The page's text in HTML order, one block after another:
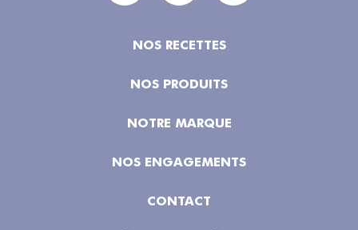
NOS RECETTES
NOS PRODUITS
NOTRE MARQUE
NOS ENGAGEMENTS
CONTACT